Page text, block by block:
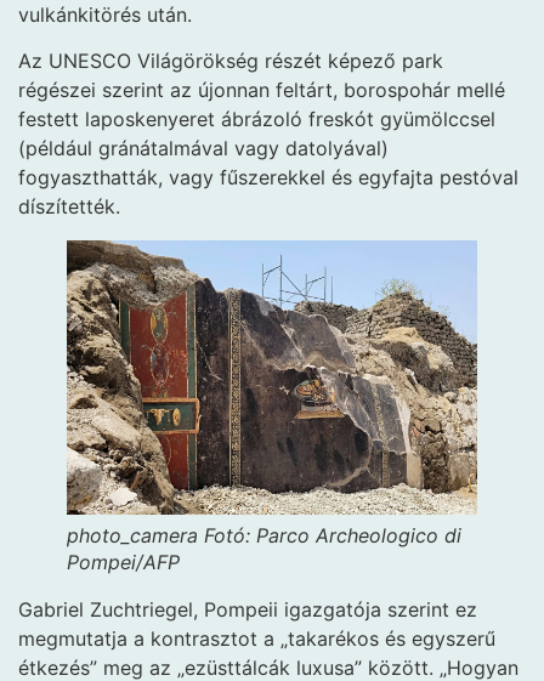
vulkánkitörés után.
Az UNESCO Világörökség részét képező park
régészei szerint az újonnan feltárt, borospohár mellé
festett laposkenyeret ábrázoló freskót gyümölccsel
(például gránátalmával vagy datolyával)
fogyaszthatták, vagy fűszerekkel és egyfajta pestóval
díszítették.
photo_camera Fotó: Parco Archeologico di
Pompei/AFP
Gabriel Zuchtriegel, Pompeii igazgatója szerint ez
megmutatja a kontrasztot a „takarékos és egyszerű
étkezés” meg az „ezüsttálcák luxusa” között. „Hogyan